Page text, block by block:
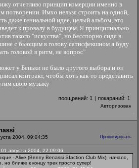
отчетливо принцип комерции именно в
потворении. Имхо нельзя строить на одной,
даже гениальной идее, целый альбом, это
к провалу в будущем. Я принципиально
такого "искуства", но бесспорно сидя в
с бьющим в голову сатисфекшном я буду
головой в ритм, не вопрос"
у Беньки не было другого выбора и он
контракт, чтобы хоть как-то представить
свою музыку
поощрений: 1 | покараний: 1
Авторизован
2004, 09:04:35 Процитировать
августа 2004, 22:09:06
- Alive (Benny Benassi Sfaction Club Mix), начало,
но ближе к концу трек просто супер!